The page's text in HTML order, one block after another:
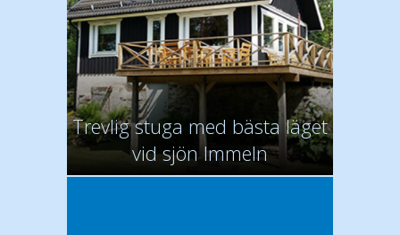
Trevlig stuga med bästa läget
vid sjön Immeln